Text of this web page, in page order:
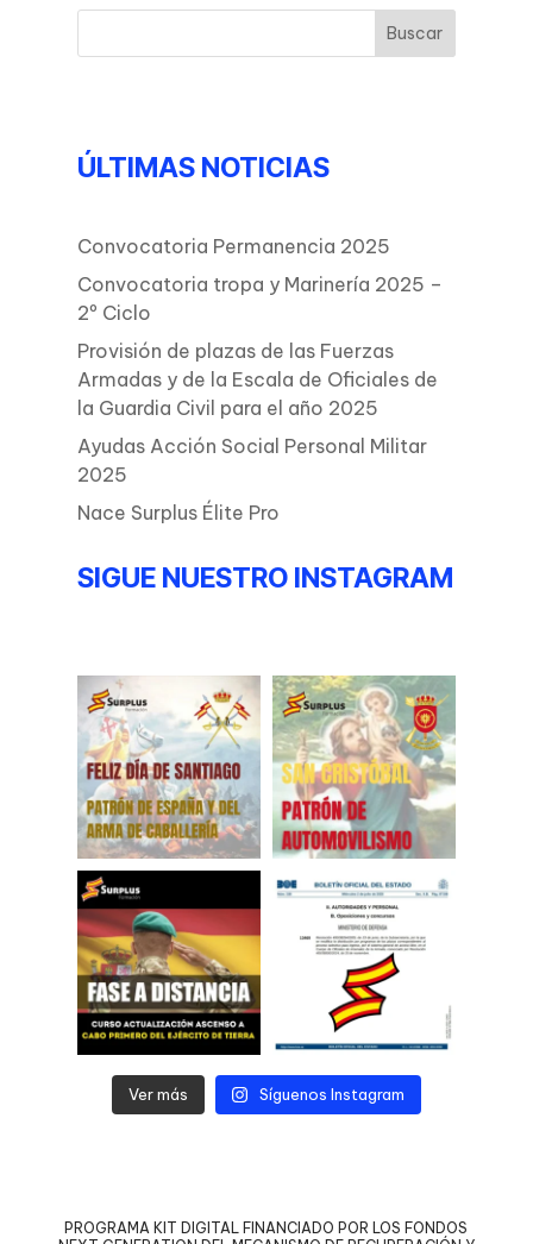
ÚLTIMAS NOTICIAS
Convocatoria Permanencia 2025
Convocatoria tropa y Marinería 2025 –
2º Ciclo
Provisión de plazas de las Fuerzas
Armadas y de la Escala de Oficiales de
la Guardia Civil para el año 2025
Ayudas Acción Social Personal Militar
2025
Nace Surplus Élite Pro
SIGUE NUESTRO INSTAGRAM
Ver más Síguenos Instagram
PROGRAMA KIT DIGITAL FINANCIADO POR LOS FONDOS